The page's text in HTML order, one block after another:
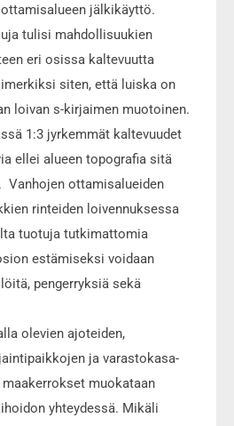
jälkikäyttö.
tulisi mahdollisuukien
eri osissa kaltevuutta
siten, että luiska on
loivan s-kirjaimen muotoinen.
1:3 jyrkemmät kaltevuudet
ellei alueen topografia sitä
Vanhojen ottamisalueiden
rinteiden loivennuksessa
tuotuja tutkimattomia
estämiseksi voidaan
pengerryksiä sekä
olevien ajoteiden,
ja varastokasa-
muokataan
yhteydessä. Mikäli